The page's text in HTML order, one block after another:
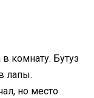
комнату. Бутуз
лапы.
но место